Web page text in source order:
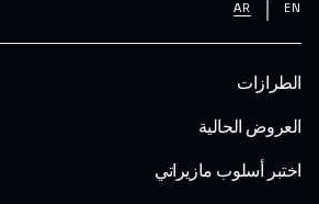
الطرازات
العروض الحالية
اختبر أسلوب مازیراتي
EN
AR